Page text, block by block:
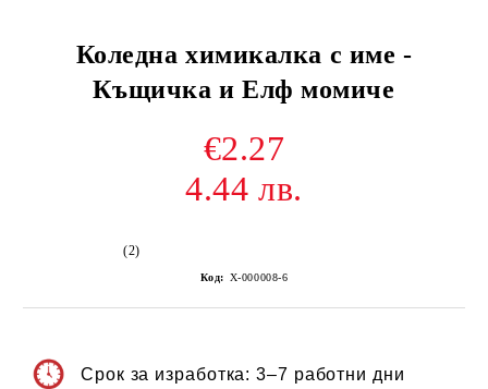
Коледна химикалка с име -
Къщичка и Елф момиче
€2.27
4.44 лв.
(2)
Код: Х-000008-6
Срок за изработка: 3–7 работни дни